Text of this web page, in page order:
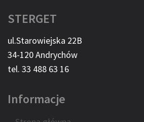
STERGET
ul.Starowiejska 22B
34-120 Andrychów
tel. 33 488 63 16
Informacje